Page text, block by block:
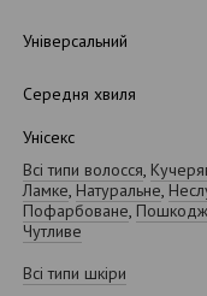
Універсальний
Середня хвиля
Унісекс
Всі типи волосся,
Ламке, Натуральне,
Пофарбоване,
Чутливе
Всі типи шкіри